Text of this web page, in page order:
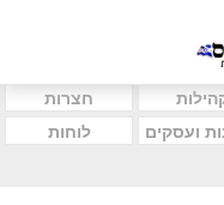
חצרות
ועסקים
לוחות